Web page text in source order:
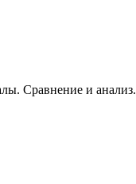
Сравнение и анализ.